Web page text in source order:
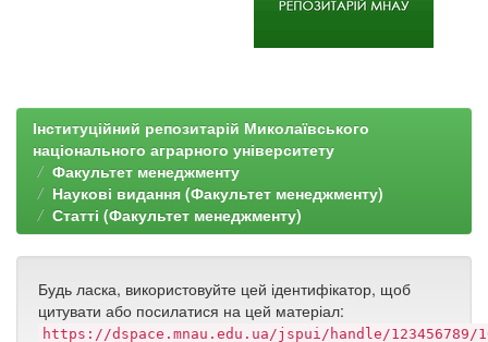
Інституційний репозитарій Миколаївського
національного аграрного університету
Факультет менеджменту
Наукові видання (Факультет менеджменту)
Статті (Факультет менеджменту)
Будь ласка, використовуйте цей ідентифікатор, щоб
цитувати або посилатися на цей матеріал:
https://dspace.mnau.edu.ua/jspui/handle/123456789/